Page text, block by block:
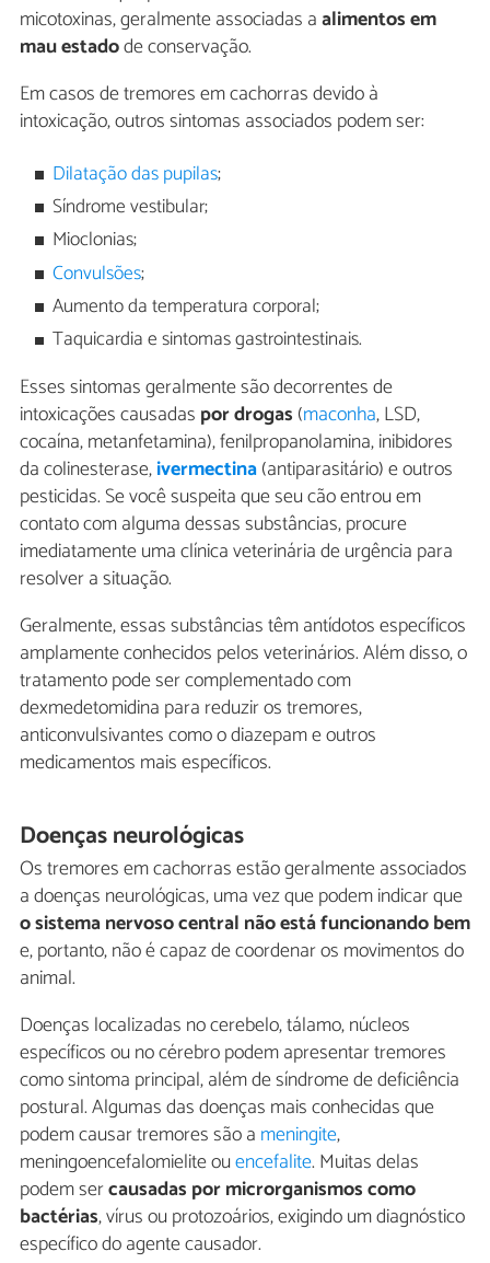
micotoxinas, geralmente associadas aalimentos em
mau estadode conservação.
Em casos de tremores em cachorras devido à
intoxicação, outros sintomas associados podem ser:
Dilatação das pupilas;
Síndrome vestibular;
Mioclonias;
Convulsões;
Aumento da temperatura corporal;
Taquicardia e sintomas gastrointestinais.
Esses sintomas geralmente são decorrentes de
intoxicações causadas por drogas (maconha, LSD,
cocaína, metanfetamina), fenilpropanolamina, inibidores
da colinesterase,ivermectina(antiparasitário) e outros
pesticidas. Se você suspeita que seu cão entrou em
contato com alguma dessas substâncias, procure
imediatamente uma clínica veterinária de urgência para
resolver a situação.
Geralmente, essas substâncias têm antídotos específicos
amplamente conhecidos pelos veterinários. Além disso, o
tratamento pode ser complementado com
dexmedetomidina para reduzir os tremores,
anticonvulsivantes como o diazepam e outros
medicamentos mais específicos.
Doenças neurológicas
Os tremores em cachorras estão geralmente associados
a doenças neurológicas, uma vez que podem indicar que
o sistema nervoso central não está funcionando bem
e, portanto, não é capaz de coordenar os movimentos do
animal.
Doenças localizadas no cerebelo, tálamo, núcleos
específicos ou no cérebro podem apresentar tremores
como sintoma principal, além de síndrome de deficiência
postural. Algumas das doenças mais conhecidas que
podem causar tremores são a meningite,
meningoencefalomielite ouencefalite. Muitas delas
podem sercausadas por microrganismos como
bactérias, vírus ou protozoários, exigindo um diagnóstico
específico do agente causador.